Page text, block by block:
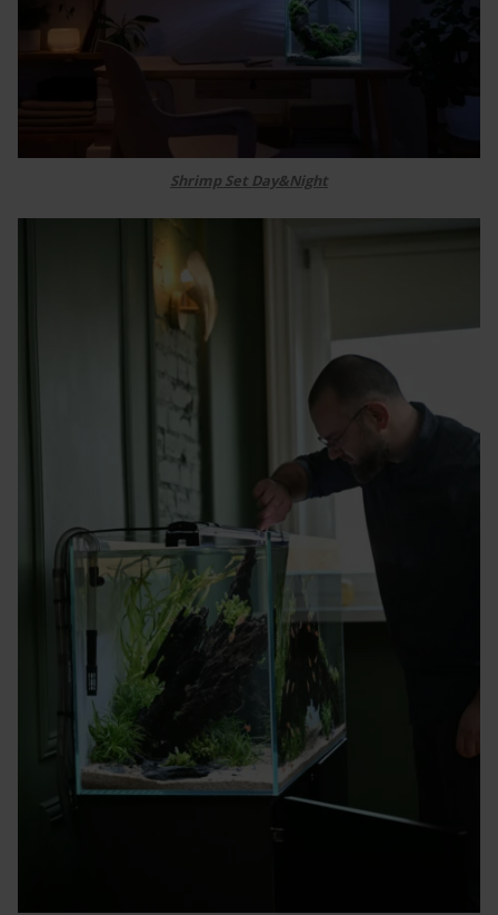
Shrimp Set Day&Night